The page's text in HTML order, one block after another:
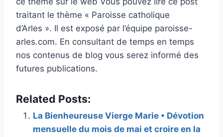
traitant le thème « Paroisse catholique
d’Arles ». Il est exposé par l’équipe paroisse-
arles.com. En consultant de temps en temps
nos contenus de blog vous serez informé des
futures publications.
Related Posts:
La Bienheureuse Vierge Marie • Dévotion
mensuelle du mois de mai et croire en la